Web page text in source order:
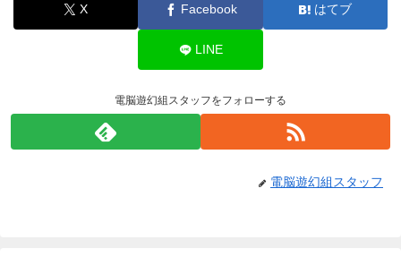
X Facebook はてブ
LINE
電脳遊幻組スタッフをフォローする
電脳遊幻組スタッフ